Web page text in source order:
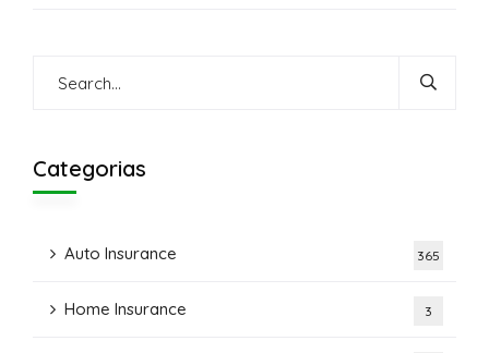
Categorias
Auto Insurance 365
Home Insurance 3